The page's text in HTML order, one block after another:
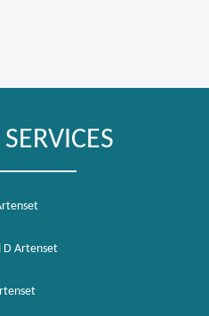
D Artenset